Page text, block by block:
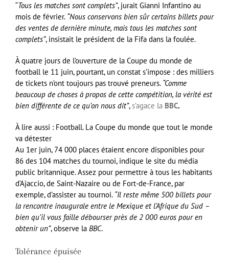
“Tous les matches sont complets”, jurait Gianni Infantino au
mois de février. “Nous conservons bien sûr certains billets pour
des ventes de dernière minute, mais tous les matches sont
complets”, insistait le président de la Fifa dans la foulée.
À quatre jours de l’ouverture de la Coupe du monde de
football le 11 juin, pourtant, un constat s’impose : des milliers
de tickets n’ont toujours pas trouvé preneurs. “Comme
beaucoup de choses à propos de cette compétition, la vérité est
bien différente de ce qu’on nous dit”,s’agace la BBC.
À lire aussi : Football.La Coupe du monde que tout le monde
va détester
Au 1er juin, 74 000 places étaient encore disponibles pour
86 des 104 matches du tournoi, indique le site du média
public britannique. Assez pour permettre à tous les habitants
d’Ajaccio, de Saint-Nazaire ou de Fort-de-France, par
exemple, d’assister au tournoi. “Il reste même 500 billets pour
la rencontre inaugurale entre le Mexique et l’Afrique du Sud –
bien qu’il vous faille débourser près de 2 000 euros pour en
obtenir un”, observe la BBC.
Tolérance épuisée